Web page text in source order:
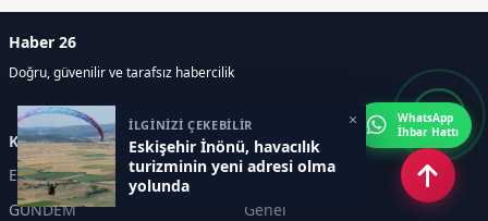
İLGİNİZİ ÇEKEBİLİR
Eskişehir İnönü, havacılık
turizminin yeni adresi olma
yolunda
×
Haber 26
Doğru, güvenilir ve tarafsız habercilik
Kategoriler
Eskişehir
SPOR
GÜNDEM
Genel
WhatsApp
İhbar Hattı